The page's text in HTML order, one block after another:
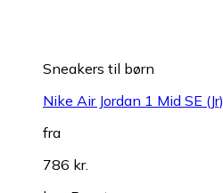
Sneakers til børn
Nike Air Jordan 1 Mid SE (Jr)
fra
786 kr.